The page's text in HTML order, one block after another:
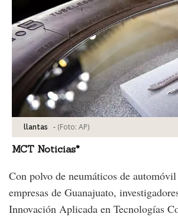
llantas - (Foto: AP)
MCT Noticias*
Con polvo de neumáticos de
empresas de Guanajuato,
Innovación Aplicada en Tecnologías